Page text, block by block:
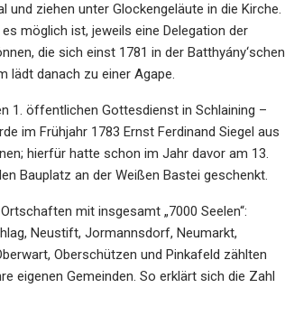
und ziehen unter Glockengeläute in die Kirche.
möglich ist, jeweils eine Delegation der
die sich einst 1781 in der Batthyány‘schen
lädt danach zu einer Agape.
1. öffentlichen Gottesdienst in Schlaining –
im Frühjahr 1783 Ernst Ferdinand Siegel aus
hierfür hatte schon im Jahr davor am 13.
Bauplatz an der Weißen Bastei geschenkt.
mit insgesamt „7000 Seelen“:
Neustift, Jormannsdorf, Neumarkt,
Oberschützen und Pinkafeld zählten
eigenen Gemeinden. So erklärt sich die Zahl